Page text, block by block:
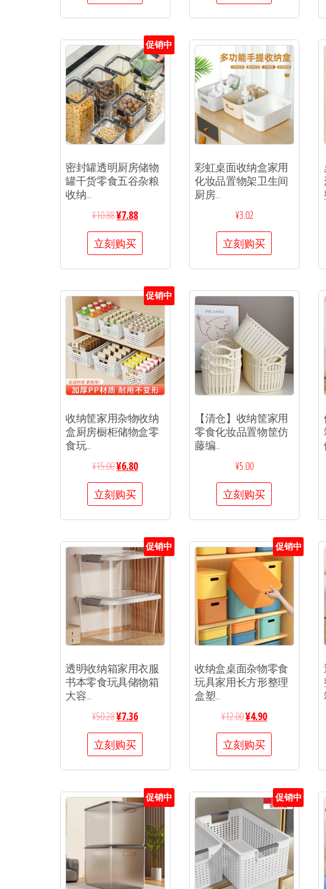
促销中
密封罐透明厨房储物
罐干货零食五谷杂粮
收纳...
¥10.88¥7.88
立刻购买
彩虹桌面收纳盒家用
化妆品置物架卫生间
厨房...
¥3.02
立刻购买
促销中
收纳筐家用杂物收纳
盒厨房橱柜储物盒零
食玩...
¥15.00¥6.80
立刻购买
【清仓】收纳筐家用
零食化妆品置物筐仿
藤编...
¥5.00
立刻购买
促销中
透明收纳箱家用衣服
书本零食玩具储物箱
大容...
¥50.28¥7.36
立刻购买
促销中
收纳盒桌面杂物零食
玩具家用长方形整理
盒塑...
¥12.00¥4.90
立刻购买
促销中 促销中